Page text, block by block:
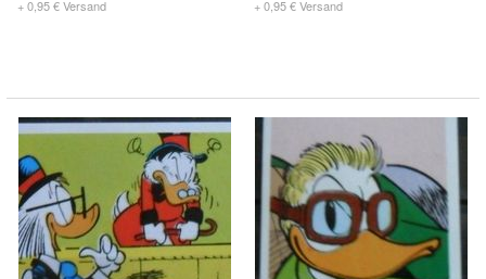
+ 0,95 € Versand + 0,95 € Versand